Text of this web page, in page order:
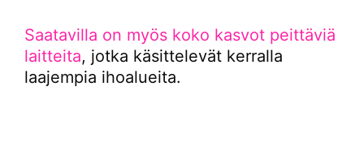
Saatavilla on myös koko kasvot peittäviä
laitteita, jotka käsittelevät kerralla
laajempia ihoalueita.